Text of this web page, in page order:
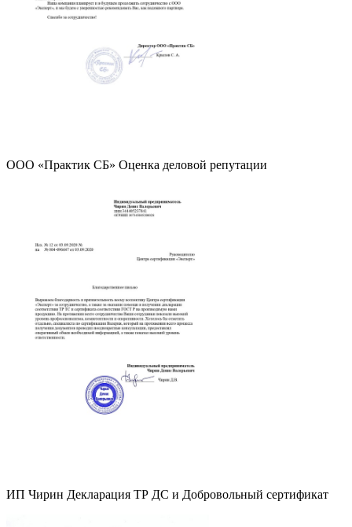
ООО «Практик СБ» Оценка деловой репутации
ИП Чирин Декларация ТР ДС и Добровольный сертификат